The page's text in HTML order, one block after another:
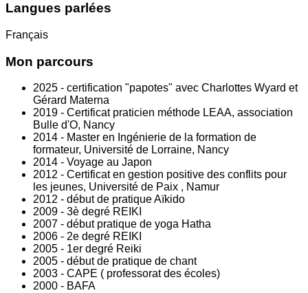
Langues parlées
Français
Mon parcours
2025 - certification "papotes" avec Charlottes Wyard et
Gérard Materna
2019 - Certificat praticien méthode LEAA, association
Bulle d'O, Nancy
2014 - Master en Ingénierie de la formation de
formateur, Université de Lorraine, Nancy
2014 - Voyage au Japon
2012 - Certificat en gestion positive des conflits pour
les jeunes, Université de Paix , Namur
2012 - début de pratique Aïkido
2009 - 3è degré REIKI
2007 - début pratique de yoga Hatha
2006 - 2e degré REIKI
2005 - 1er degré Reiki
2005 - début de pratique de chant
2003 - CAPE ( professorat des écoles)
2000 - BAFA